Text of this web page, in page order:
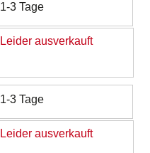
1-3 Tage
Leider ausverkauft
1-3 Tage
Leider ausverkauft